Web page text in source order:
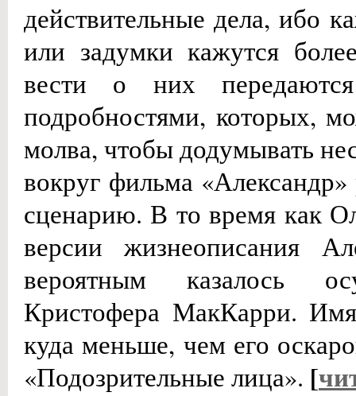
действительные дела, ибо
или задумки кажутся
вести о них
подробностями, которых,
молва, чтобы додумывать
вокруг фильма
сценарию. В то время как
версии жизнеописания
вероятным казалось
Кристофера МакКарри.
куда меньше, чем его
«Подозрительные лица». [